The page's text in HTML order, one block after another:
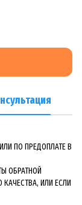
ПО ПРЕДОПЛАТЕ В
ОБРАТНОЙ
ИЛИ ЕСЛИ